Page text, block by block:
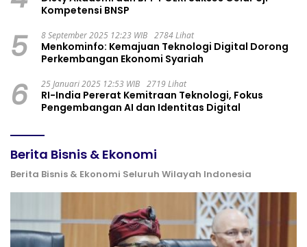
Kompetensi BNSP
5 8 September 2025 12:23 WIB 2784 Lihat
Menkominfo: Kemajuan Teknologi Digital Dorong
Perkembangan Ekonomi Syariah
6 25 Januari 2025 12:53 WIB 2719 Lihat
RI-India Pererat Kemitraan Teknologi, Fokus
Pengembangan AI dan Identitas Digital
Berita Bisnis & Ekonomi
Berita Bisnis & Ekonomi Seluruh Wilayah Indonesia